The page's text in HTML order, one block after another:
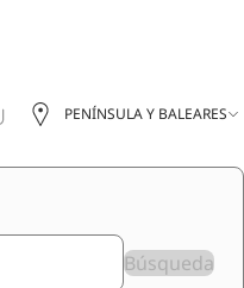
PENÍNSULA Y BALEARES
Búsqueda